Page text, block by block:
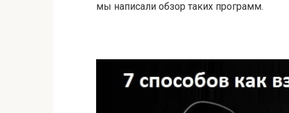
мы написали обзор таких программ.